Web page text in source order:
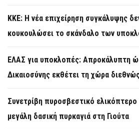
KKE: Η νέα επιχείρηση συγκάλυψης
κουκουλώσει το σκάνδαλο των
ΕΛΑΣ για υποκλοπές: Απροκάλυπτη
Δικαιοσύνης εκθέτει τη χώρα
Συνετρίβη πυροσβεστικό
μεγάλη δασική πυρκαγιά στη Γιούτα